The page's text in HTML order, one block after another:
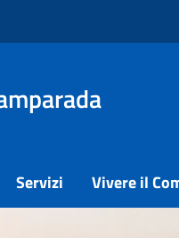
Servizi Vivere il